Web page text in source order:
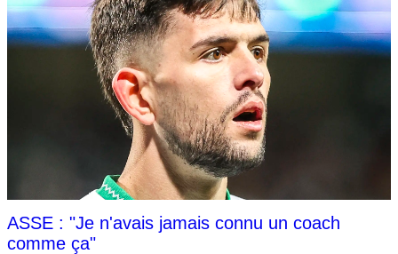
ASSE : "Je n'avais jamais connu un coach
comme ça"